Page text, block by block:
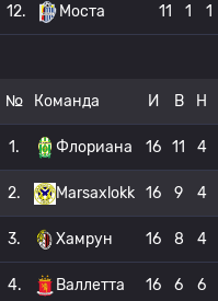
12. Моста 11 1 1
№ Команда И В Н
1. Флориана 16 11 4
2. Marsaxlokk 16 9 4
3. Хамрун 16 8 4
4. Валлетта 16 6 6